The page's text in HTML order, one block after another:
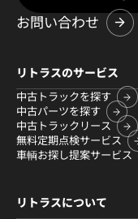
お問い合わせ
リトラスのサービス
中古トラックを探す
中古パーツを探す
中古トラックリース
無料定期点検サービス
車輌お探し提案サービス
リトラスについて